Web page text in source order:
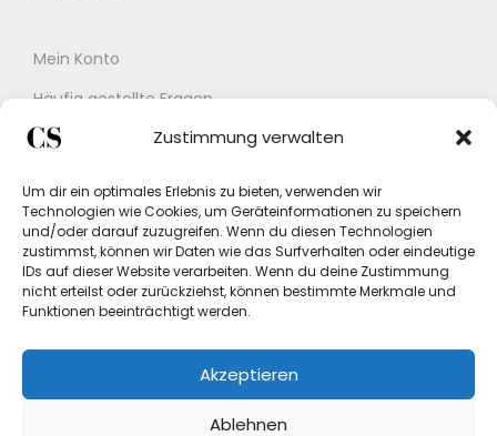
Zustimmung verwalten
Um dir ein optimales Erlebnis zu bieten, verwenden wir
Technologien wie Cookies, um Geräteinformationen zu speichern
und/oder darauf zuzugreifen. Wenn du diesen Technologien
zustimmst, können wir Daten wie das Surfverhalten oder eindeutige
IDs auf dieser Website verarbeiten. Wenn du deine Zustimmung
nicht erteilst oder zurückziehst, können bestimmte Merkmale und
Funktionen beeinträchtigt werden.
Akzeptieren
Ablehnen
Mein Konto
Häufig gestellte Fragen
Kontakt
Studex App
Einverständniserklärung
Rücksendung beantragen
Vertrag widerrufen